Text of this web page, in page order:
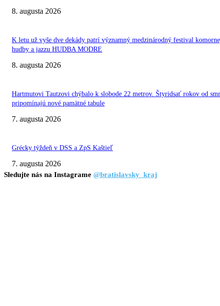
8. augusta 2026
K letu už vyše dve dekády patrí významný medzinárodný festival
hudby a jazzu HUDBA MODRE
8. augusta 2026
Hartmutovi Tautzovi chýbalo k slobode 22 metrov. Štyridsať rokov od
pripomínajú nové pamätné tabule
7. augusta 2026
Grécky týždeň v DSS a ZpS Kaštieľ
7. augusta 2026
Sledujte nás na Instagrame @bratislavsky_kraj